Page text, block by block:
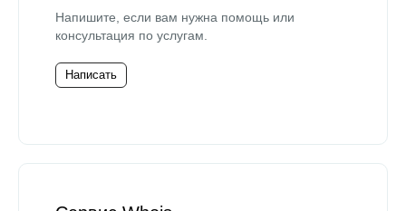
Напишите, если вам нужна помощь или
консультация по услугам.
Написать